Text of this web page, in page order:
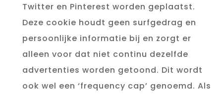
Twitter en Pinterest worden geplaatst.
Deze cookie houdt geen surfgedrag en
persoonlijke informatie bij en zorgt er
alleen voor dat niet continu dezelfde
advertenties worden getoond. Dit wordt
ook wel een ‘frequency cap’ genoemd. Als